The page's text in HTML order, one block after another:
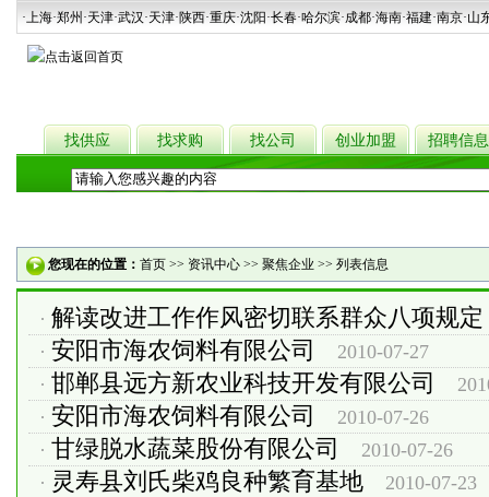
·上海·郑州 ·天津·武汉·天津·陕西·重庆·沈阳·长春·哈尔滨·成都·海南·福建·南京·山
找供应 找求购 找公司 创业加盟 招聘信息
您现在的位置： 首页 >> 资讯中心 >> 聚焦企业 >> 列表信息
· 解读改进工作作风密切联系群众八项规定
· 安阳市海农饲料有限公司
2010-07-27
· 邯郸县远方新农业科技开发有限公司
· 安阳市海农饲料有限公司
2010-07-26
· 甘绿脱水蔬菜股份有限公司
2010-07-26
· 灵寿县刘氏柴鸡良种繁育基地
2010-07-23